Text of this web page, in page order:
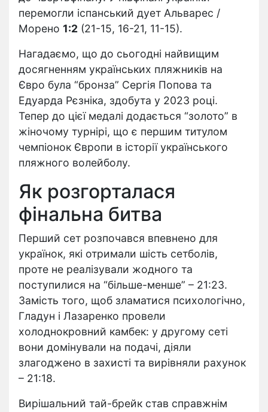
перемогли іспанський дует Альварес /
Морено 1:2 (21-15, 16-21, 11-15).
Нагадаємо, що до сьогодні найвищим
досягненням українських пляжників на
Євро була “бронза” Сергія Попова та
Едуарда Рєзніка, здобута у 2023 році.
Тепер до цієї медалі додається “золото” в
жіночому турнірі, що є першим титулом
чемпіонок Європи в історії українського
пляжного волейболу.
Як розгорталася
фінальна битва
Перший сет розпочався впевнено для
українок, які отримали шість сетболів,
проте не реалізували жодного та
поступилися на “більше-менше” – 21:23.
Замість того, щоб зламатися психологічно,
Гладун і Лазаренко провели
холоднокровний камбек: у другому сеті
вони домінували на подачі, діяли
злагоджено в захисті та вирівняли рахунок
– 21:18.
Вирішальний тай-брейк став справжнім